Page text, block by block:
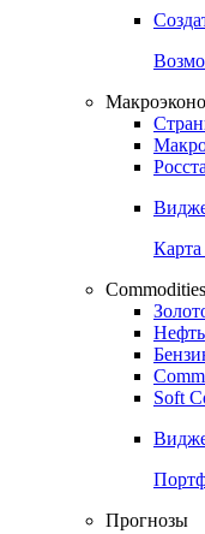
Commodities
Нефть
Soft
Прогнозы